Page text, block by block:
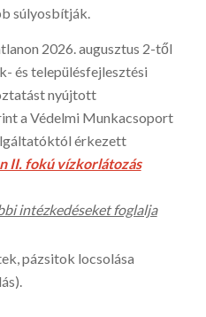
súlyosbítják.
2026. augusztus 2-től
és településfejlesztési
nyújtott
a Védelmi Munkacsoport
érkezett
II. fokú vízkorlátozás
intézkedéseket foglalja
pázsitok locsolása